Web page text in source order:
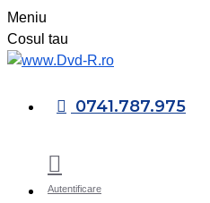
Meniu
Cosul tau
0741.787.975
Autentificare